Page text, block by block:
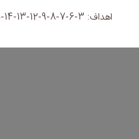
اهداف: 3-6-7-8-9-12-13-14-15-16 و 17